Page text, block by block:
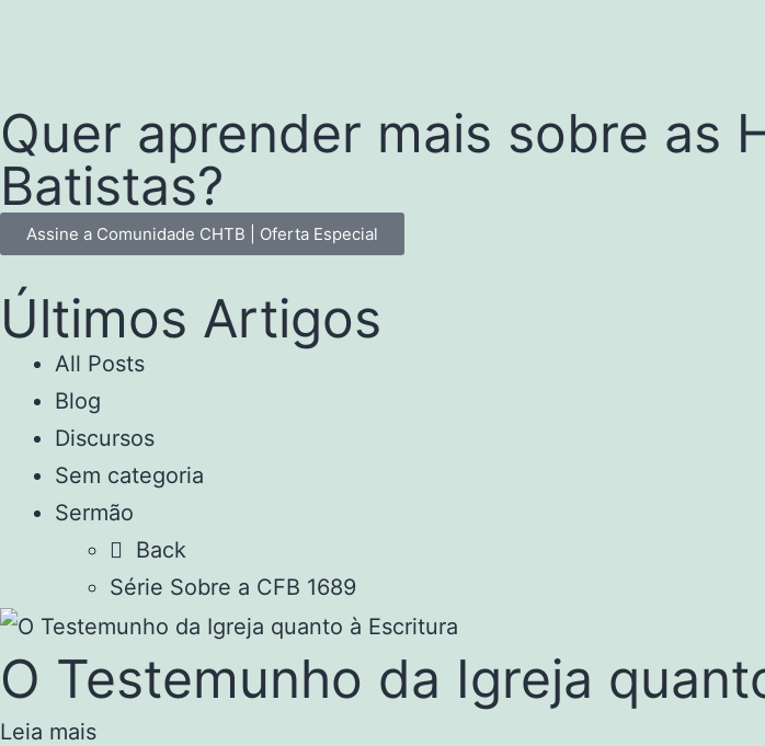
Quer aprender mais sobre as
Batistas?
Assine a Comunidade CHTB | Oferta Especial
Últimos Artigos
All Posts
Blog
Discursos
Sem categoria
Sermão
Back
Série Sobre a CFB 1689
O Testemunho da Igreja
Leia mais